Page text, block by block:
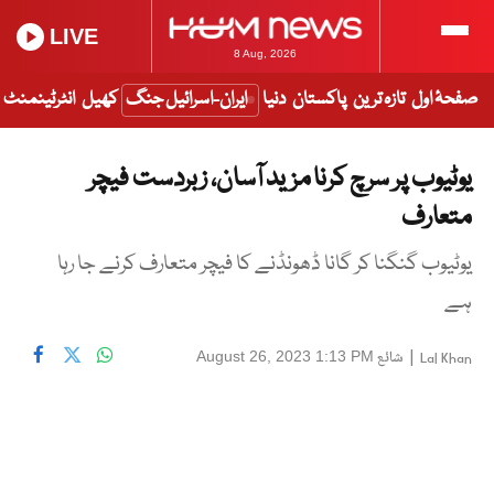
8 Aug, 2026
LIVE
صفحۂ اول تازہ ترین پاکستان دنیا ایران-اسرائیل جنگ کھیل انٹرٹینمنٹ
یوٹیوب پر سرچ کرنا مزید آسان، زبردست فیچر
متعارف
یوٹیوب گنگنا کر گانا ڈھونڈنے کا فیچر متعارف کرنے جا رہا
ہے
Lal Khan
| شائع August 26, 2023 1:13 PM